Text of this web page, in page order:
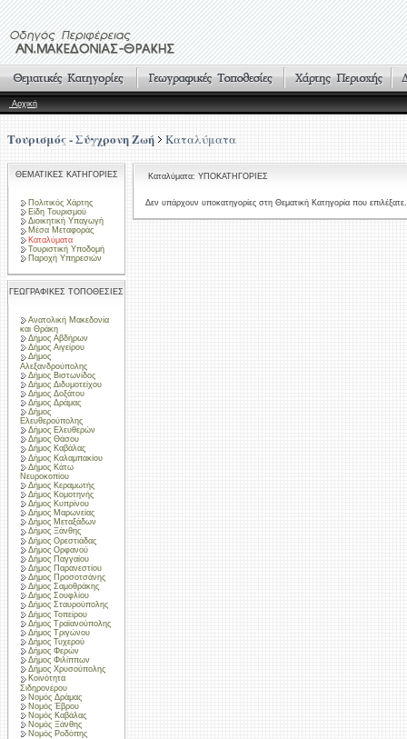
Αρχική
Τουρισμός - Σύγχρονη Ζωή Καταλύματα
ΘΕΜΑΤΙΚΕΣ ΚΑΤΗΓΟΡΙΕΣ
Πολιτικός Χάρτης
Είδη Τουρισμού
Διοικητική Υπαγωγή
Μέσα Μεταφοράς
Καταλύματα
Τουριστική Υποδομή
Παροχή Υπηρεσιών
ΓΕΩΓΡΑΦΙΚΕΣ ΤΟΠΟΘΕΣΙΕΣ
Ανατολική Μακεδονία
και Θράκη
Δήμος Αβδήρων
Δήμος Αιγείρου
Δήμος
Αλεξανδρούπολης
Δήμος Βιστωνίδος
Δήμος Διδυμοτείχου
Δήμος Δοξάτου
Δήμος Δράμας
Δήμος
Ελευθερούπολης
Δήμος Ελευθερών
Δήμος Θάσου
Δήμος Καβάλας
Δήμος Καλαμπακίου
Δήμος Κάτω
Νευροκοπίου
Δήμος Κεραμωτής
Δήμος Κομοτηνής
Δήμος Κυπρίνου
Δήμος Μαρωνείας
Δήμος Μεταξάδων
Δήμος Ξάνθης
Δήμος Ορεστιάδας
Δήμος Ορφανού
Δήμος Παγγαίου
Δήμος Παρανεστίου
Δήμος Προσοτσάνης
Δήμος Σαμοθράκης
Δήμος Σουφλίου
Δήμος Σταυρούπολης
Δήμος Τοπείρου
Δήμος Τραϊανούπολης
Δήμος Τριγώνου
Δήμος Τυχερού
Δήμος Φερών
Δήμος Φιλίππων
Δήμος Χρυσούπολης
Κοινότητα
Σιδηρονέρου
Νομός Δράμας
Νομός Έβρου
Νομός Καβάλας
Νομός Ξάνθης
Νομός Ροδόπης
Καταλύματα: ΥΠΟΚΑΤΗΓΟΡΙΕΣ
Δεν υπάρχουν υποκατηγορίες στη Θεματική Κατηγορία που επιλέξατε.